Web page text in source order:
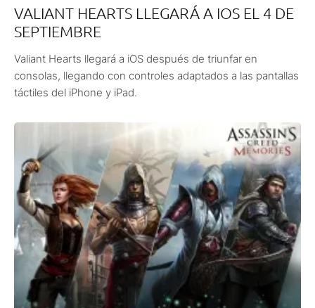
VALIANT HEARTS LLEGARÁ A IOS EL 4 DE
SEPTIEMBRE
Valiant Hearts llegará a iOS después de triunfar en
consolas, llegando con controles adaptados a las pantallas
táctiles del iPhone y iPad.